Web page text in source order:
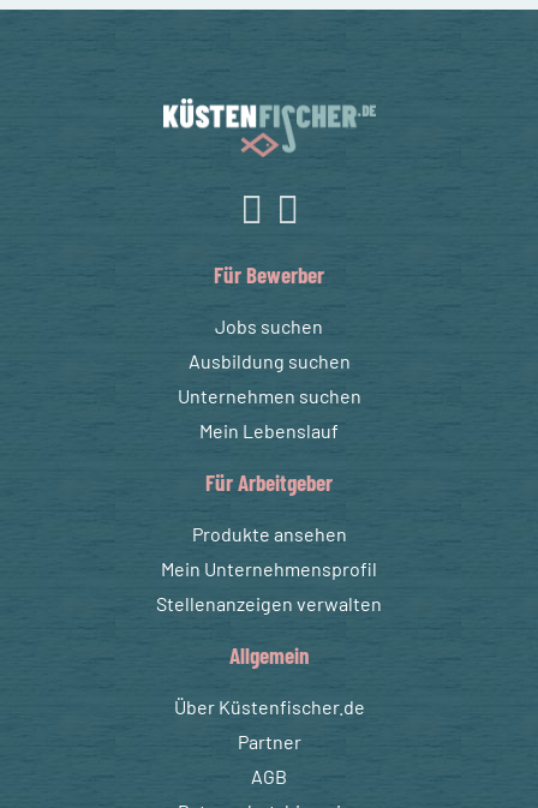
Für Bewerber
Jobs suchen
Ausbildung suchen
Unternehmen suchen
Mein Lebenslauf
Für Arbeitgeber
Produkte ansehen
Mein Unternehmensprofil
Stellenanzeigen verwalten
Allgemein
Über Küstenfischer.de
Partner
AGB